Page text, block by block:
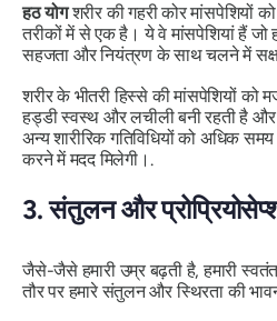
हठयोगशरीर की गहरी कोर मांसपेशियों
तरीकों में से एक है। ये वे मांसपेशियां हैं
सहजता और नियंत्रण के साथ चलने में
शरीर के भीतरी हिस्से की मांसपेशियों को
हड्डी स्वस्थ और लचीली बनी रहती है
अन्य शारीरिक गतिविधियों को अधिक
करने में मदद मिलेगी।.
3.संतुलन और
जैसे-जैसे हमारी उम्र बढ़ती है, हमारी
तौर पर हमारे संतुलन और स्थिरता की